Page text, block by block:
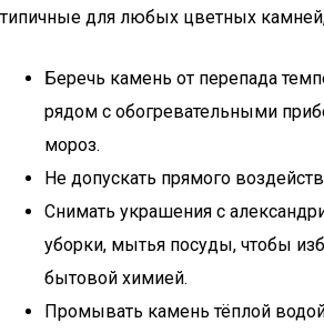
типичные для любых цветных
Беречь камень от перепада
рядом с обогревательными
мороз.
Не допускать прямого
Снимать украшения с
уборки, мытья посуды, чтобы
бытовой химией.
Промывать камень тёплой